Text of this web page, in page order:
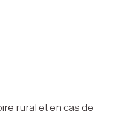
rural et en cas de